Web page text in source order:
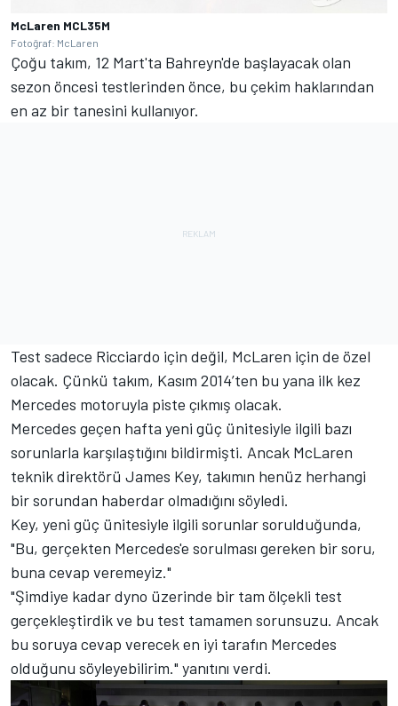
McLaren MCL35M
Fotoğraf: McLaren
Çoğu takım, 12 Mart'ta Bahreyn'de başlayacak olan
sezon öncesi testlerinden önce, bu çekim haklarından
en az bir tanesini kullanıyor.
Test sadece Ricciardo için değil, McLaren için de özel
olacak. Çünkü takım, Kasım 2014’ten bu yana ilk kez
Mercedes motoruyla piste çıkmış olacak.
Mercedes geçen hafta yeni güç ünitesiyle ilgili bazı
sorunlarla karşılaştığını bildirmişti. Ancak McLaren
teknik direktörü James Key, takımın henüz herhangi
bir sorundan haberdar olmadığını söyledi.
Key, yeni güç ünitesiyle ilgili sorunlar sorulduğunda,
"Bu, gerçekten Mercedes'e sorulması gereken bir soru,
buna cevap veremeyiz."
"Şimdiye kadar dyno üzerinde bir tam ölçekli test
gerçekleştirdik ve bu test tamamen sorunsuzu. Ancak
bu soruya cevap verecek en iyi tarafın Mercedes
olduğunu söyleyebilirim." yanıtını verdi.